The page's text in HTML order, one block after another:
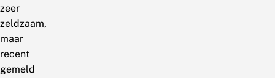
zeer
zeldzaam,
maar
recent
gemeld